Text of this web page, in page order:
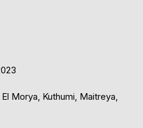
Morya, Kuthumi, Maitreya,